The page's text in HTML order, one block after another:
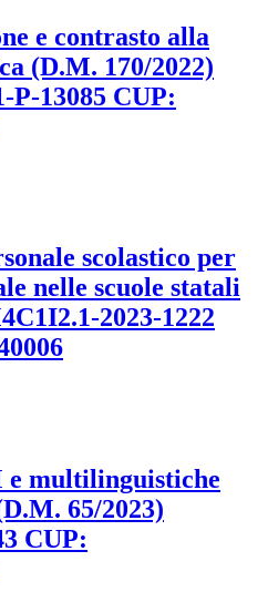
e contrasto alla
(D.M. 170/2022)
P-13085 CUP:
scolastico per
nelle scuole statali
2023-1222
e multilinguistiche
65/2023)
CUP: